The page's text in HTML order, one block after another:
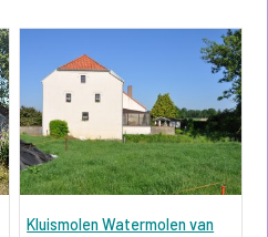
Kluismolen Watermolen van